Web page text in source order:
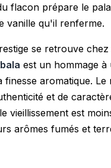
flacon prépare le
vanille qu'il renferme.
se retrouve
est un hommage
aromatique.
et de
est
arômes fumés et